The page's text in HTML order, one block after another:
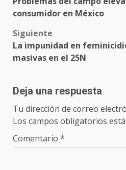
navigation
consumidor en México
Siguiente
La impunidad en
masivas en el 25N
Deja una respuesta
Tu dirección de correo
Los campos obligatorios
Comentario *